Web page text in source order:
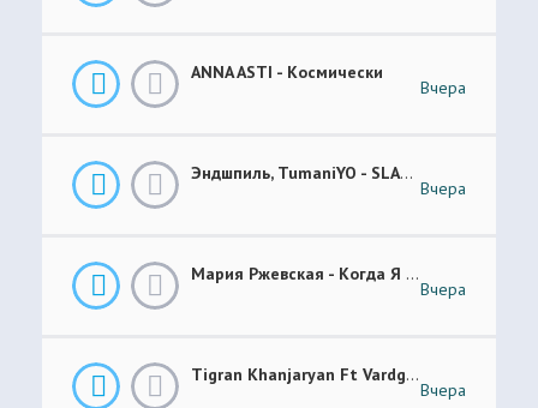
ANNA ASTI - Космически
Вчера
Эндшпиль, TumaniYO - SLANG
Вчера
Мария Ржевская - Когда Я Стану Кошкой (Future Garage Remix)
Вчера
Tigran Khanjaryan Ft Vardges - Pap Jan
Вчера